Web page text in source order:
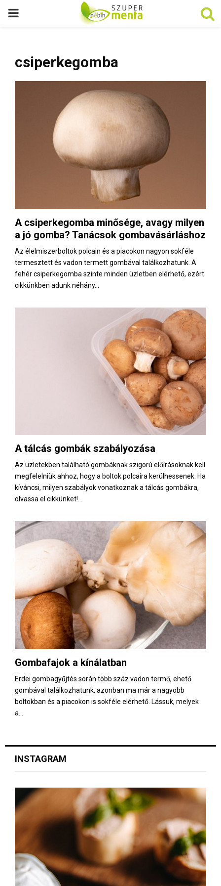
P
E
N
U
csiperkegomba
A csiperkegomba minősége, avagy milyen
a jó gomba? Tanácsok gombavásárláshoz
Az élelmiszerboltok polcain és a piacokon nagyon sokféle
termesztett és vadon termett gombával találkozhatunk. A
fehér csiperkegomba szinte minden üzletben elérhető, ezért
cikkünkben adunk néhány...
A tálcás gombák szabályozása
Az üzletekben található gombáknak szigorú előírásoknak kell
megfelelniük ahhoz, hogy a boltok polcaira kerülhessenek. Ha
kíváncsi, milyen szabályok vonatkoznak a tálcás gombákra,
olvassa el cikkünket!...
Gombafajok a kínálatban
Erdei gombagyűjtés során több száz vadon termő, ehető
gombával találkozhatunk, azonban ma már a nagyobb
boltokban és a piacokon is sokféle elérhető. Lássuk, melyek
a...
INSTAGRAM